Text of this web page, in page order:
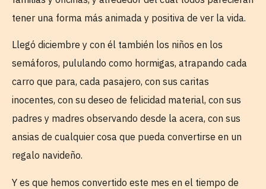
tener una forma más animada y positiva de ver la vida.
Llegó diciembre y con él también los niños en los
semáforos, pululando como hormigas, atrapando cada
carro que para, cada pasajero, con sus caritas
inocentes, con su deseo de felicidad material, con sus
padres y madres observando desde la acera, con sus
ansias de cualquier cosa que pueda convertirse en un
regalo navideño.
Y es que hemos convertido este mes en el tiempo de